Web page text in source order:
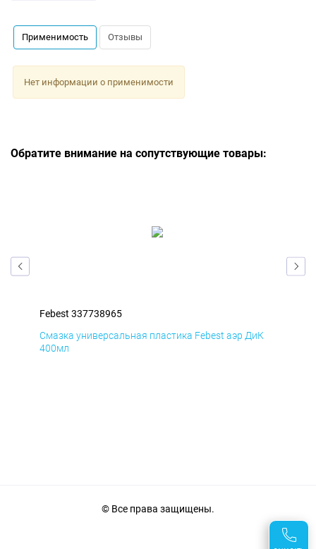
Применимость Отзывы
Нет информации о применимости
Обратите внимание на сопутствующие товары:
Febest 337738965
Смазка универсальная пластика Febest аэр ДиК
400мл
© Все права защищены.